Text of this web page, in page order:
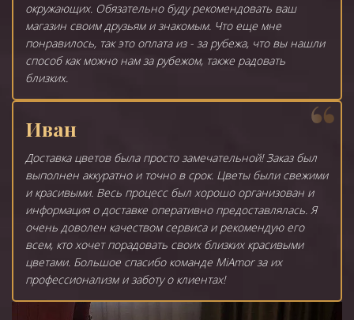
окружающих. Обязательно буду рекомендовать ваш
магазин своим друзьям и знакомым. Что еще мне
понравилось, так это оплата из - за рубежа, что вы нашли
способ как можно нам за рубежом, также радовать
близких.
Иван
Доставка цветов была просто замечательной! Заказ был
выполнен аккуратно и точно в срок. Цветы были свежими
и красивыми. Весь процесс был хорошо организован и
информация о доставке оперативно предоставлялась. Я
очень доволен качеством сервиса и рекомендую его
всем, кто хочет порадовать своих близких красивыми
цветами. Большое спасибо команде MiAmor за их
профессионализм и заботу о клиентах!